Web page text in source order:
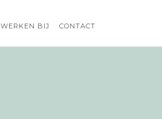
WERKEN BIJ CONTACT